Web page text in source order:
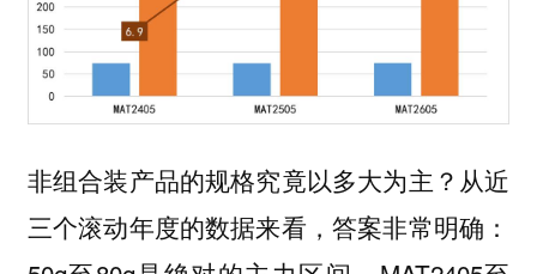
非组合装产品的规格究竟以多大为主？从近
三个滚动年度的数据来看，答案非常明确：